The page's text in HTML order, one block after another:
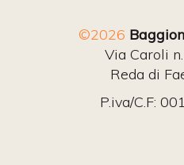
©2026
Via Caroli
Reda di
P.iva/C.F: